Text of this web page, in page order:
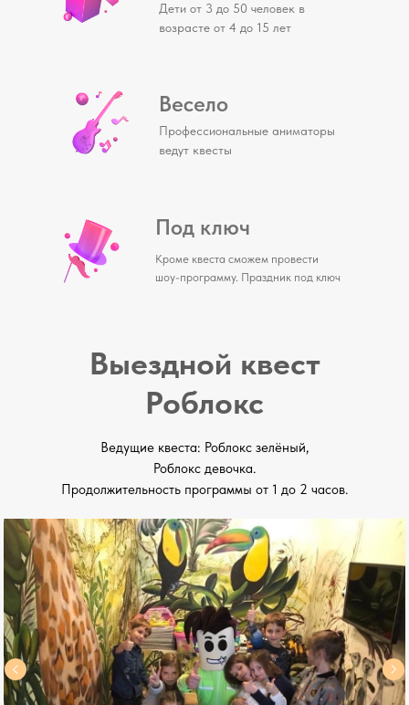
Под ключ
Кроме квеста сможем провести
шоу-программу. Праздник под ключ
Дети от 3 до 50 человек в
возрасте от 4 до 15 лет
Весело
Профессиональные аниматоры
ведут квесты
Выездной квест
Роблокс
Ведущие квеста: Роблокс зелёный,
Роблокс девочка.
Продолжительность программы от 1 до 2 часов.